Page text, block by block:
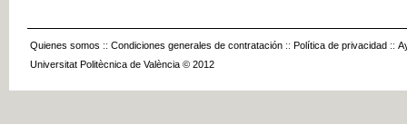
Quienes somos :: Condiciones generales de contratación :: Política de privacidad ::
Universitat Politècnica de València © 2012